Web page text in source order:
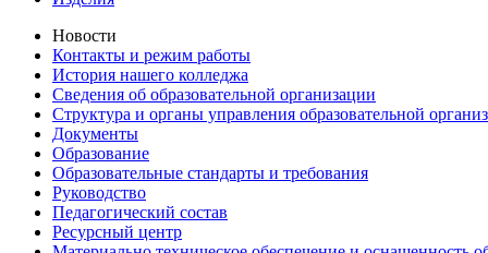
Новости
Контакты и режим работы
История нашего колледжа
Сведения об образовательной организации
Структура и органы управления образовательной
Документы
Образование
Образовательные стандарты и требования
Руководство
Педагогический состав
Ресурсный центр